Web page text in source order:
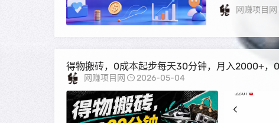
网赚项目网
得物搬砖，0成本起步每天30分钟，月入2000+，
网赚项目网 2026-05-04